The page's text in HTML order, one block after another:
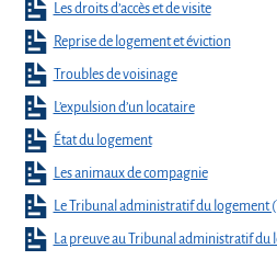
Les droits d’accès et de visite
Reprise de logement et éviction
Troubles de voisinage
L’expulsion d’un locataire
État du logement
Les animaux de compagnie
Le Tribunal administratif du logement
La preuve au Tribunal administratif du